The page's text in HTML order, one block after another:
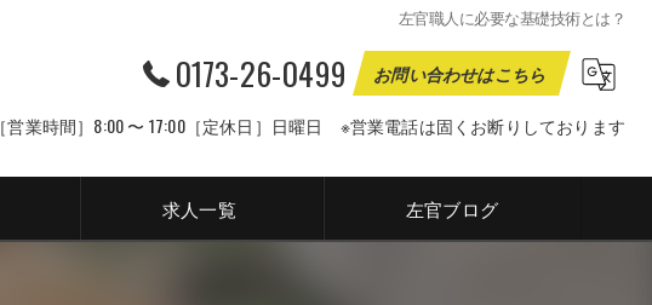
左官職人に必要な基礎技術とは？
0173-26-0499 お問い合わせはこちら
［営業時間］8:00 〜 17:00［定休日］日曜日 ※営業電話は固くお断りしております
求人一覧 左官ブログ